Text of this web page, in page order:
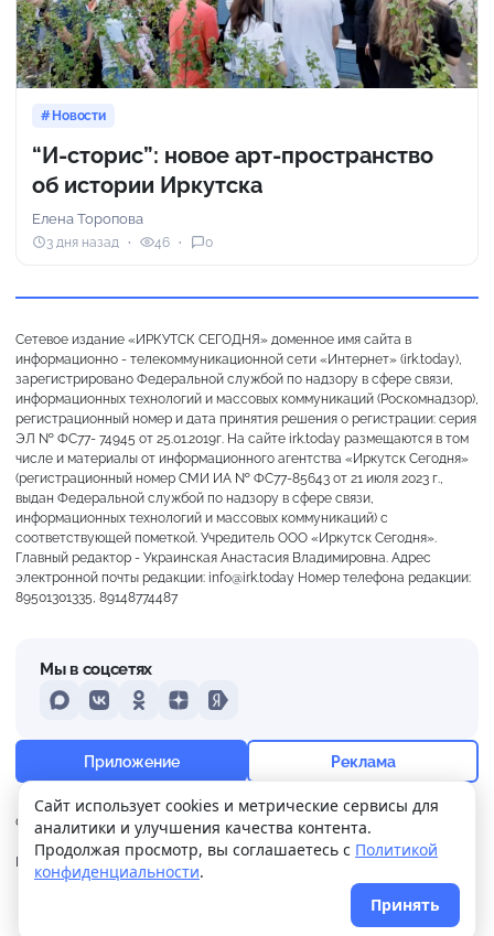
+16° Ощущается как +16
6 м/с 757 мм 98%
Новости
“И-сторис”: новое арт-пространство
об истории Иркутска
Елена Торопова
3 дня назад 46 0
Сетевое издание «ИРКУТСК СЕГОДНЯ» доменное имя сайта в
информационно - телекоммуникационной сети «Интернет» (irk.today),
зарегистрировано Федеральной службой по надзору в сфере связи,
информационных технологий и массовых коммуникаций (Роскомнадзор),
регистрационный номер и дата принятия решения о регистрации: серия
ЭЛ № ФС77- 74945 от 25.01.2019г. На сайте irk.today размещаются в том
числе и материалы от информационного агентства «Иркутск Сегодня»
(регистрационный номер СМИ ИА № ФС77-85643 от 21 июля 2023 г.,
выдан Федеральной службой по надзору в сфере связи,
информационных технологий и массовых коммуникаций) с
соответствующей пометкой. Учредитель ООО «Иркутск Сегодня».
Главный редактор - Украинская Анастасия Владимировна. Адрес
электронной почты редакции: info@irk.today Номер телефона редакции:
89501301335, 89148774487
О нас Контакты Прислать новость
Реклама
Политика
конфиденциальности
Мы в соцсетях
MAXVKontakteOdnoklassniki
DzenYandex
Приложение Реклама
. Поддержка сайтаWPSUPPORT
Сайт использует cookies и метрические сервисы для
аналитики и улучшения качества контента.
Продолжая просмотр, вы соглашаетесь с Политикой
конфиденциальности.
Принять